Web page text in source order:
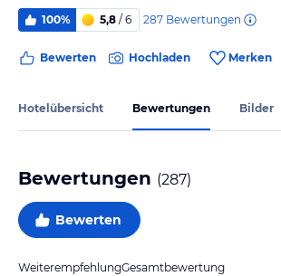
100% 5,8 / 6 287 Bewertungen
Bewerten Hochladen Merken
Hotelübersicht Bewertungen Bilder
Bewertungen (287)
Bewerten
WeiterempfehlungGesamtbewertung